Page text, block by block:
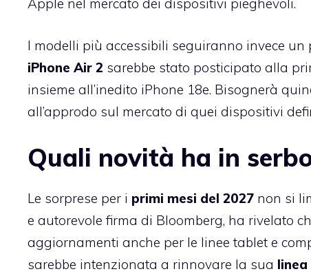
Apple nel mercato dei dispositivi pieghevoli.
I modelli più accessibili seguiranno invece un
iPhone Air 2 sarebbe stato posticipato alla
insieme all’inedito iPhone 18e. Bisognerà
all’approdo sul mercato di quei dispositivi
Quali novità ha in
Le sorprese per i primi mesi del 2027 non si
e autorevole firma di Bloomberg, ha rivelato
aggiornamenti anche per le linee tablet e
sarebbe intenzionata a rinnovare la sua